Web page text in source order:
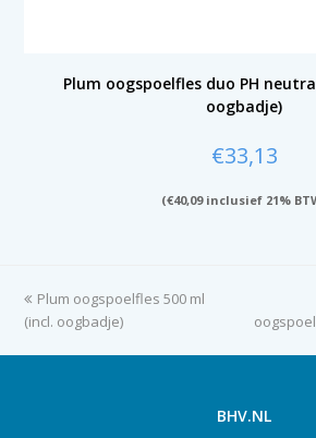
Plum oogspoelfles duo PH
oogbadje)
€33,13
(€40,09inclusief 21%
previous
post:
Plum oogspoelfles 500 ml
(incl. oogbadje)
BHV.NL